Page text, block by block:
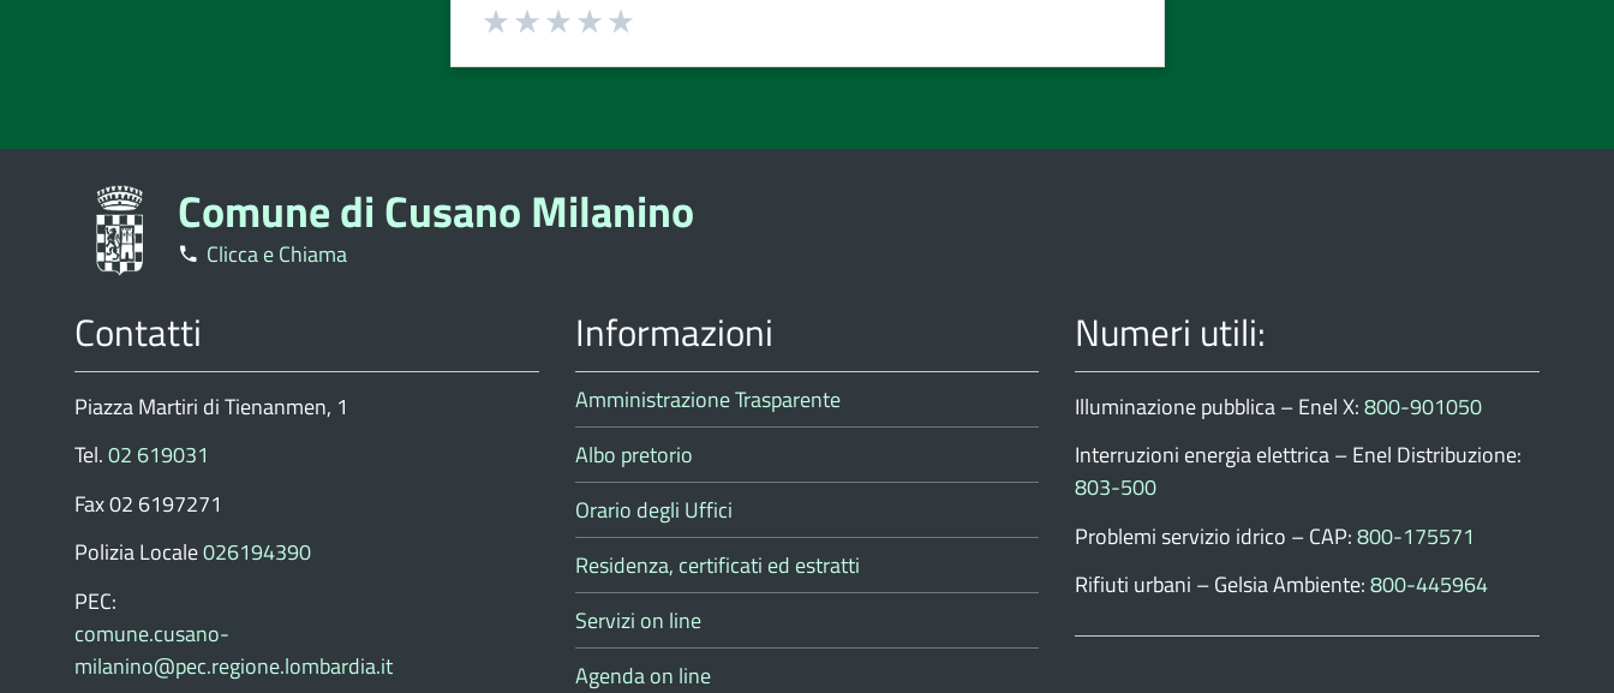
5
4
3
2
1
Comune di Cusano Milanino
Clicca e Chiama
Contatti
Piazza Martiri di Tienanmen, 1
Tel.02 619031
Fax 02 6197271
Polizia Locale026194390
PEC:
comune.cusano-
milanino@pec.regione.lombardia.it
Informazioni
Amministrazione Trasparente
Albo pretorio
Orario degli Uffici
Residenza, certificati ed estratti
Servizi on line
Agenda on line
Numeri utili:
Illuminazione pubblica – Enel X:800-901050
Interruzioni energia elettrica – Enel Distribuzione:
803-500
Problemi servizio idrico – CAP:800-175571
Rifiuti urbani – Gelsia Ambiente:800-445964